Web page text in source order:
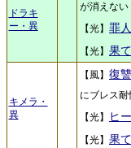
ドラキ
ー・異
が消えない
【光】 罪
【光】 果
キメラ・
異
【風】 復
にブレス
【光】
ヒ
【光】 果